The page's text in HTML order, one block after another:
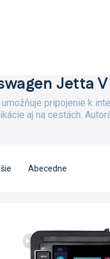
Jetta V
umožňuje pripojenie k
aj na cestách.
Abecedne